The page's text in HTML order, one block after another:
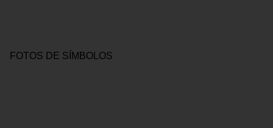
FOTOS DE SÍMBOLOS